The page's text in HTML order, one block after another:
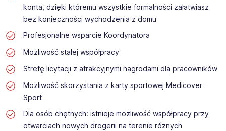
konta, dzięki któremu wszystkie formalności załatwiasz
bez konieczności wychodzenia z domu
Profesjonalne wsparcie Koordynatora
Możliwość stałej współpracy
Strefę licytacji z atrakcyjnymi nagrodami dla pracowników
Możliwość skorzystania z karty sportowej Medicover
Sport
Dla osób chętnych: istnieje możliwość współpracy przy
otwarciach nowych drogerii na terenie różnych